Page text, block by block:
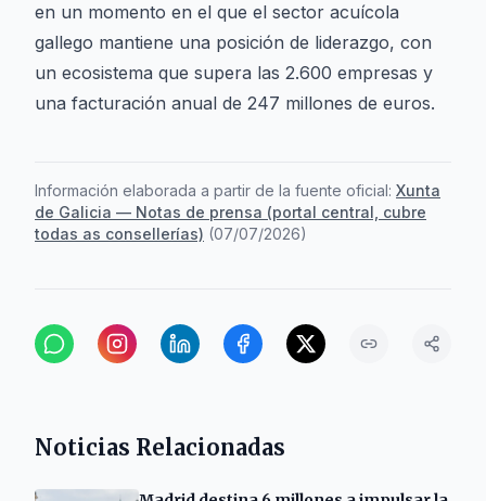
en un momento en el que el sector acuícola
gallego mantiene una posición de liderazgo, con
un ecosistema que supera las 2.600 empresas y
una facturación anual de 247 millones de euros.
Información elaborada a partir de la fuente oficial: Xunta
de Galicia — Notas de prensa (portal central, cubre
todas as consellerías) (07/07/2026)
Noticias Relacionadas